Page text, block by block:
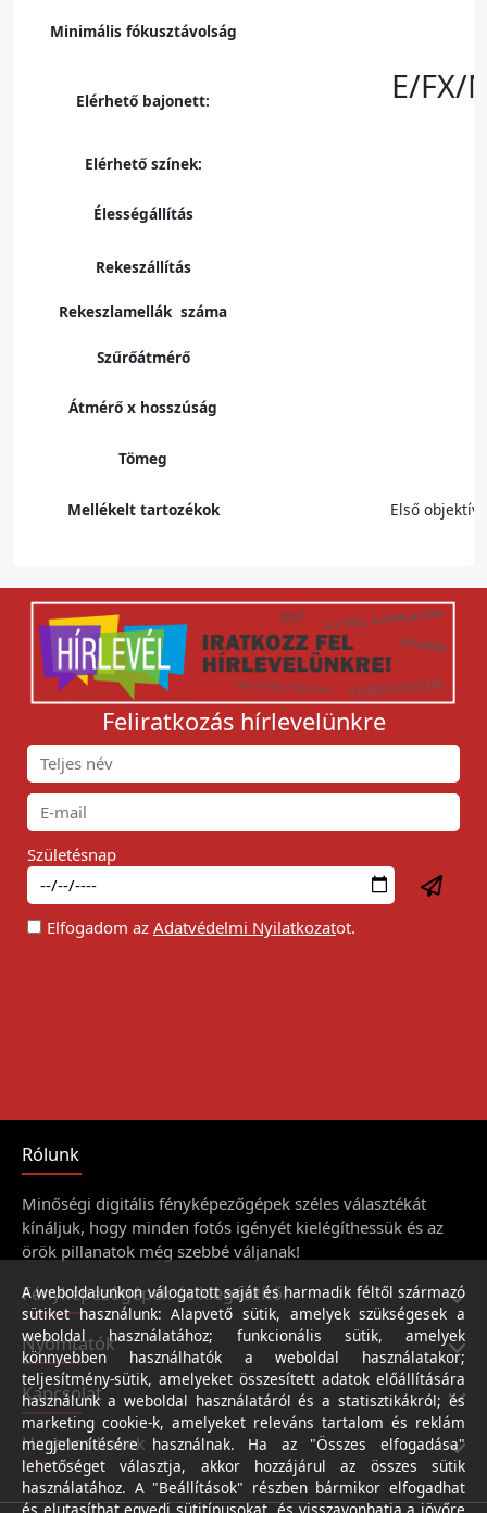
Minimális fókusztávolság
Elérhető bajonett: E/FX/
Elérhető színek:
Élességállítás
Rekeszállítás
Rekeszlamellák száma
Szűrőátmérő
Átmérő x hosszúság
Tömeg
Mellékelt tartozékok Első
Feliratkozás hírlevelünkre
Születésnap
Elfogadom az Adatvédelmi Nyilatkozatot.
Rólunk
Minőségi digitális fényképezőgépek széles választékát
kínáljuk, hogy minden fotós igényét kielégíthessük és az
örök pillanatok még szebbé váljanak!
Fényképezőgépek és kiegészítői
Nyomtatók
Kapcsolat
Hasznos linkek
A weboldalunkon válogatott saját és harmadik féltől származó
sütiket használunk: Alapvető sütik, amelyek szükségesek a
weboldal használatához; funkcionális sütik, amelyek
könnyebben használhatók a weboldal használatakor;
teljesítmény-sütik, amelyeket összesített adatok előállítására
használunk a weboldal használatáról és a statisztikákról; és
marketing cookie-k, amelyeket releváns tartalom és reklám
megjelenítésére használnak. Ha az "Összes elfogadása"
lehetőséget választja, akkor hozzájárul az összes sütik
használatához. A "Beállítások" részben bármikor elfogadhat